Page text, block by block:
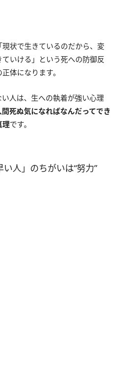
状で生きているのだから、変
いける」という死への防御反
体になります。
人は、生への執着が強い心理
死ぬ気になればなんだってでき
理です。
人」のちがいは“努力”